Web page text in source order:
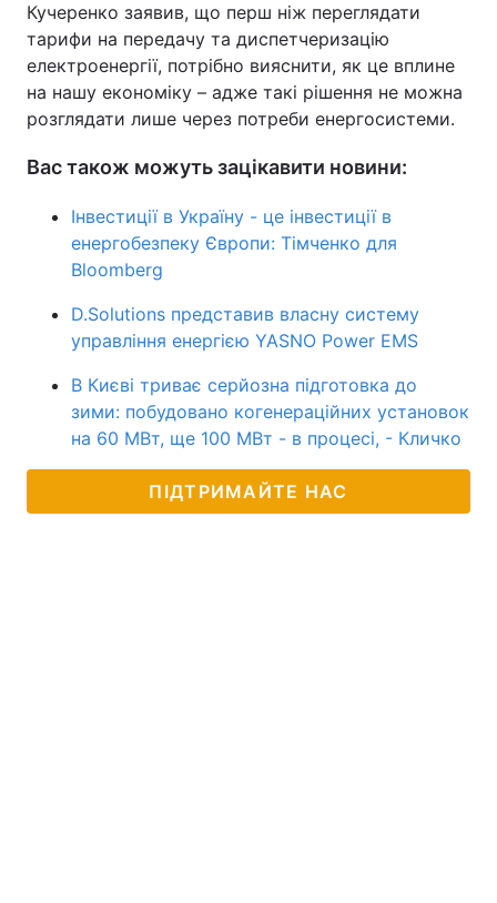
Кучеренко заявив, що перш ніж переглядати
тарифи на передачу та диспетчеризацію
електроенергії, потрібно вияснити, як це вплине
на нашу економіку – адже такі рішення не можна
розглядати лише через потреби енергосистеми.
Вас також можуть зацікавити новини:
Інвестиції в Україну - це інвестиції в
енергобезпеку Європи: Тімченко для
Bloomberg
D.Solutions представив власну систему
управління енергією YASNO Power EMS
В Києві триває серйозна підготовка до
зими: побудовано когенераційних установок
на 60 МВт, ще 100 МВт - в процесі, - Кличко
ПІДТРИМАЙТЕ НАС